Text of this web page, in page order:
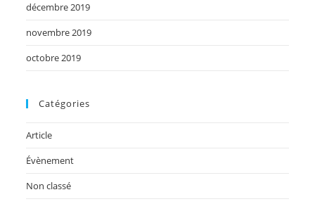
décembre 2019
novembre 2019
octobre 2019
Catégories
Article
Évènement
Non classé